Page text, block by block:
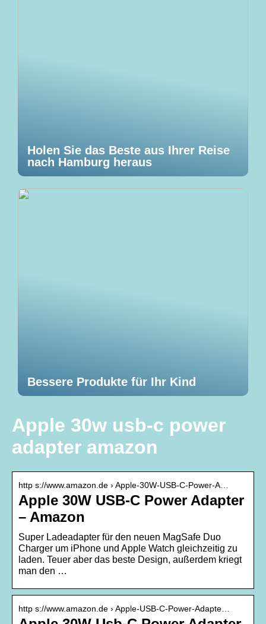
Holen Sie das Beste aus Ihrer Reise
nach Hamburg heraus
Bessere Produkte für Ihr Kind
Apple 30w usb-c power
adapter amazon
http s://www.amazon.de › Apple-30W-USB‑C-Power-A…
Apple 30W USB‑C Power Adapter
– Amazon
Super Ladeadapter für den neuen MagSafe Duo
Charger um iPhone und Apple Watch gleichzeitig zu
laden. Teuer aber das beste Design, außerdem kriegt
man den …
http s://www.amazon.de › Apple-USB‑C-Power-Adapte…